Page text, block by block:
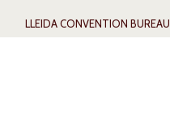
LLEIDA CONVENTION BUREAU